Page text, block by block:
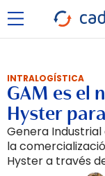
INTRALOGÍSTICA
GAM es el
Hyster
Genera
la
Hyster a través